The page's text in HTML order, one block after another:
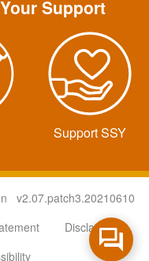
Support
Support SSY
v2.07.patch3.20210610
Disclaimer